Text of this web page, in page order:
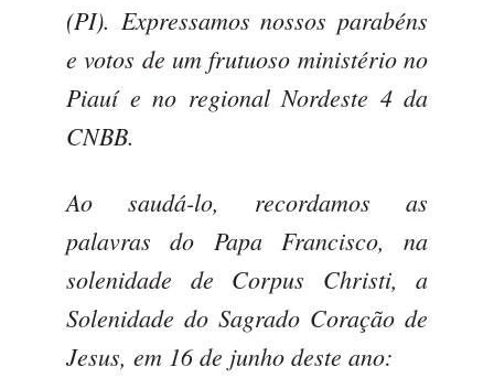
(PI). Expressamos nossos parabéns
e votos de um frutuoso ministério no
Piauí e no regional Nordeste 4 da
CNBB.
Ao saudá-lo, recordamos as
palavras do Papa Francisco, na
solenidade de Corpus Christi, a
Solenidade do Sagrado Coração de
Jesus, em 16 de junho deste ano: